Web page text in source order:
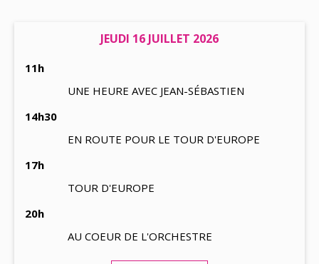
JEUDI 16 JUILLET 2026
11h
UNE HEURE AVEC JEAN-SÉBASTIEN
14h30
EN ROUTE POUR LE TOUR D'EUROPE
17h
TOUR D'EUROPE
20h
AU COEUR DE L'ORCHESTRE